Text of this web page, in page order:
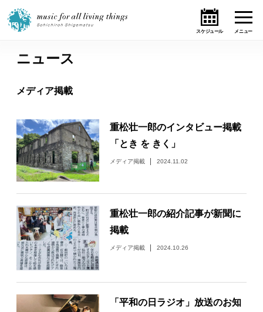
ホーム
ニュース
テーマ
ライブ・スケジュール
作品
オンライン・ショップ
ギャラリー
日々のレポート
ニュース
メディア掲載
重松壮一郎のインタビュー掲載
「とき を きく」
メディア掲載 2024.11.02
重松壮一郎の紹介記事が新聞に
掲載
メディア掲載 2024.10.26
「平和の日ラジオ」放送のお知